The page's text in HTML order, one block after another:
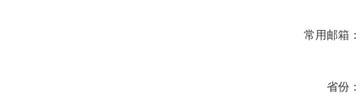
常用邮箱：
省份：